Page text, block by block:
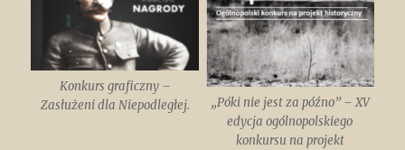
Konkurs graficzny –
Zasłużeni dla Niepodległej.
„Póki nie jest za późno” – XV
edycja ogólnopolskiego
konkursu na projekt